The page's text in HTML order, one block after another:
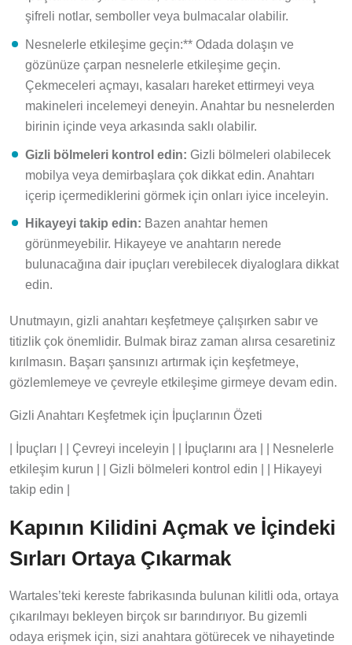
şifreli notlar, semboller veya bulmacalar olabilir.
Nesnelerle etkileşime geçin:** Odada dolaşın ve
gözünüze çarpan nesnelerle etkileşime geçin.
Çekmeceleri açmayı, kasaları hareket ettirmeyi veya
makineleri incelemeyi deneyin. Anahtar bu nesnelerden
birinin içinde veya arkasında saklı olabilir.
Gizli bölmeleri kontrol edin: Gizli bölmeleri olabilecek
mobilya veya demirbaşlara çok dikkat edin. Anahtarı
içerip içermediklerini görmek için onları iyice inceleyin.
Hikayeyi takip edin: Bazen anahtar hemen
görünmeyebilir. Hikayeye ve anahtarın nerede
bulunacağına dair ipuçları verebilecek diyaloglara dikkat
edin.
Unutmayın, gizli anahtarı keşfetmeye çalışırken sabır ve
titizlik çok önemlidir. Bulmak biraz zaman alırsa cesaretiniz
kırılmasın. Başarı şansınızı artırmak için keşfetmeye,
gözlemlemeye ve çevreyle etkileşime girmeye devam edin.
Gizli Anahtarı Keşfetmek için İpuçlarının Özeti
| İpuçları | | Çevreyi inceleyin | | İpuçlarını ara | | Nesnelerle
etkileşim kurun | | Gizli bölmeleri kontrol edin | | Hikayeyi
takip edin |
Kapının Kilidini Açmak ve İçindeki
Sırları Ortaya Çıkarmak
Wartales’teki kereste fabrikasında bulunan kilitli oda, ortaya
çıkarılmayı bekleyen birçok sır barındırıyor. Bu gizemli
odaya erişmek için, sizi anahtara götürecek ve nihayetinde